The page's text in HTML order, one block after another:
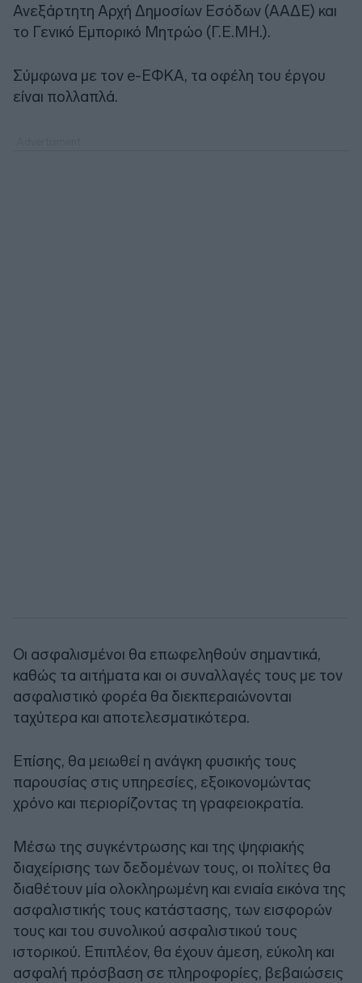
Ανεξάρτητη Αρχή Δημοσίων Εσόδων (ΑΑΔΕ) και
το Γενικό Εμπορικό Μητρώο (Γ.Ε.ΜΗ.).
Σύμφωνα με τον e-ΕΦΚΑ, τα οφέλη του έργου
είναι πολλαπλά.
Οι ασφαλισμένοι θα επωφεληθούν σημαντικά,
καθώς τα αιτήματα και οι συναλλαγές τους με τον
ασφαλιστικό φορέα θα διεκπεραιώνονται
ταχύτερα και αποτελεσματικότερα.
Επίσης, θα μειωθεί η ανάγκη φυσικής τους
παρουσίας στις υπηρεσίες, εξοικονομώντας
χρόνο και περιορίζοντας τη γραφειοκρατία.
Μέσω της συγκέντρωσης και της ψηφιακής
διαχείρισης των δεδομένων τους, οι πολίτες θα
διαθέτουν μία ολοκληρωμένη και ενιαία εικόνα της
ασφαλιστικής τους κατάστασης, των εισφορών
τους και του συνολικού ασφαλιστικού τους
ιστορικού. Επιπλέον, θα έχουν άμεση, εύκολη και
ασφαλή πρόσβαση σε πληροφορίες, βεβαιώσεις